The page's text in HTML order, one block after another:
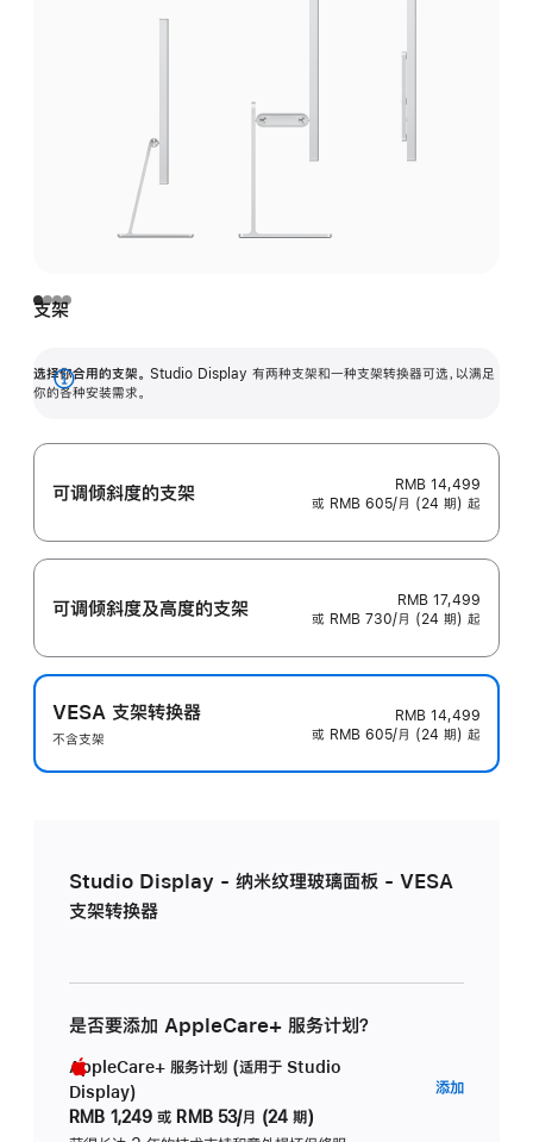
支架
选择你合用的支架。 Studio Display 有两种支架和一种支架转换器可选，以满足
你的各种安装需求。
展
可调倾斜度的支架
RMB 14,499
或 RMB 605/月 (24 期) 起
可调倾斜度及高‍度的支‍架
RMB 17,499
或 RMB 730/月 (24 期) 起
VESA 支架转换器
不含支架
RMB 14,499
或 RMB 605/月 (24 期) 起
Studio Display - 纳米纹理玻璃面板 - VESA
支架转换器
是否要添加 AppleCare+ 服务计划？
AppleCare+ 服务计划 (适用于 Studio
Display)
RMB 1,249 或 RMB 53/月 (24 期)
添加